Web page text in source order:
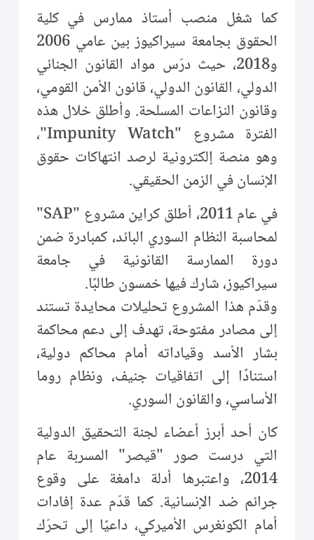
كما شغل منصب أستاذ ممارس في كلية
الحقوق بجامعة سيراكيوز بين عامي 2006
و2018، حيث درّس مواد القانون الجنائي
الدولي، القانون الدولي، قانون الأمن القومي،
وقانون النزاعات المسلحة. وأطلق خلال هذه
الفترة مشروع "Impunity Watch"،
وهو منصة إلكترونية لرصد انتهاكات حقوق
الإنسان في الزمن الحقيقي.
في عام 2011، أطلق كراين مشروع "SAP"
لمحاسبة النظام السوري البائد، كمبادرة ضمن
دورة الممارسة القانونية في جامعة
سيراكيوز، شارك فيها خمسون طالبًا.
وقدّم هذا المشروع تحليلات محايدة تستند
إلى مصادر مفتوحة، تهدف إلى دعم محاكمة
بشار الأسد وقياداته أمام محاكم دولية،
استنادًا إلى اتفاقيات جنيف، ونظام روما
الأساسي، والقانون السوري.
كان أحد أبرز أعضاء لجنة التحقيق الدولية
التي درست صور "قيصر" المسربة عام
2014، واعتبرها أدلة دامغة على وقوع
جرائم ضد الإنسانية. كما قدّم عدة إفادات
أمام الكونغرس الأميركي، داعيًا إلى تحرّك